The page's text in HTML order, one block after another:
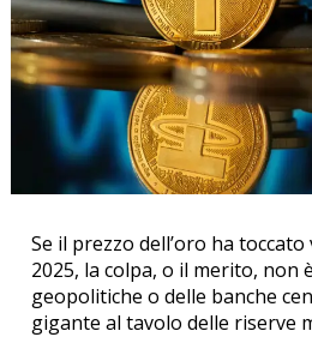
Se il prezzo dell’oro ha
2025, la colpa, o il merito, non
geopolitiche o delle banche
gigante al tavolo delle riserve